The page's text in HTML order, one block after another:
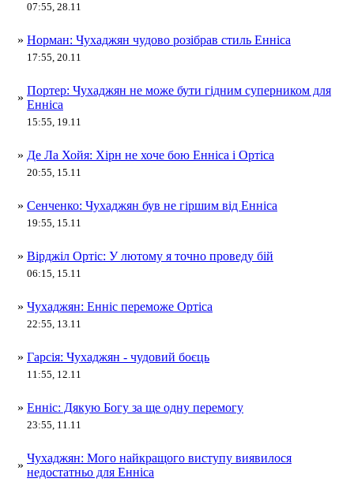
07:55, 28.11
» Норман: Чухаджян чудово розібрав стиль Енніса
17:55, 20.11
»
Портер: Чухаджян не може бути гідним суперником для
Енніса
15:55, 19.11
» Де Ла Хойя: Хірн не хоче бою Енніса і Ортіса
20:55, 15.11
» Сенченко: Чухаджян був не гіршим від Енніса
19:55, 15.11
» Вірджіл Ортіс: У лютому я точно проведу бій
06:15, 15.11
» Чухаджян: Енніс переможе Ортіса
22:55, 13.11
» Гарсія: Чухаджян - чудовий боєць
11:55, 12.11
» Енніс: Дякую Богу за ще одну перемогу
23:55, 11.11
»
Чухаджян: Мого найкращого виступу виявилося
недостатньо для Енніса